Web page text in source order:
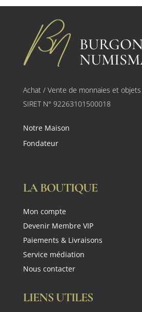
Achat / Vente de monnaies et
SIRET N° 92263101500018
Notre Maison
Fondateur
LA BOUTIQUE
Mon compte
Devenir Membre VIP
Paiements & Livraisons
Service médiation
Nous contacter
LIENS UTILES